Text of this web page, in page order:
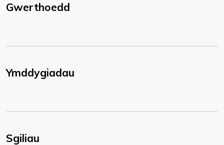
Gwerthoedd
Ymddygiadau
Sgiliau